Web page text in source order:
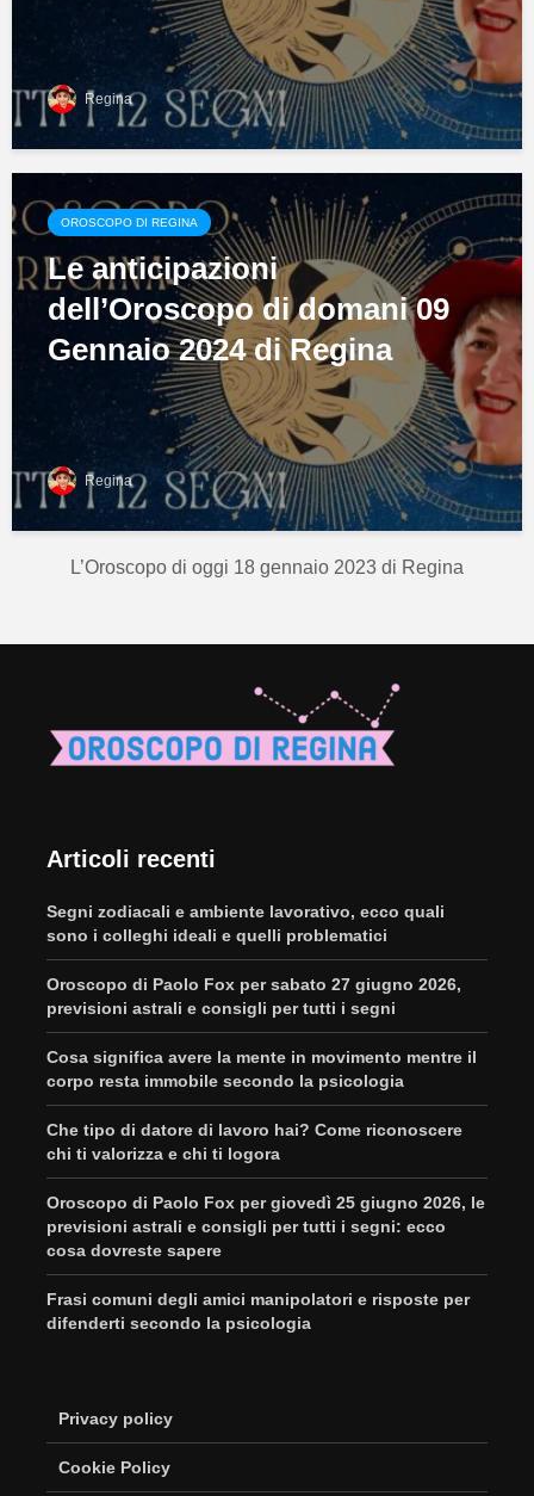
Regina
OROSCOPO DI REGINA
Le anticipazioni
dell’Oroscopo di domani 09
Gennaio 2024 di Regina
Regina
L’Oroscopo di oggi 18 gennaio 2023 di Regina
Articoli recenti
Segni zodiacali e ambiente lavorativo, ecco quali
sono i colleghi ideali e quelli problematici
Oroscopo di Paolo Fox per sabato 27 giugno 2026,
previsioni astrali e consigli per tutti i segni
Cosa significa avere la mente in movimento mentre il
corpo resta immobile secondo la psicologia
Che tipo di datore di lavoro hai? Come riconoscere
chi ti valorizza e chi ti logora
Oroscopo di Paolo Fox per giovedì 25 giugno 2026, le
previsioni astrali e consigli per tutti i segni: ecco
cosa dovreste sapere
Frasi comuni degli amici manipolatori e risposte per
difenderti secondo la psicologia
Privacy policy
Cookie Policy